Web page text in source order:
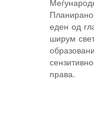
еден од
ширум
права.